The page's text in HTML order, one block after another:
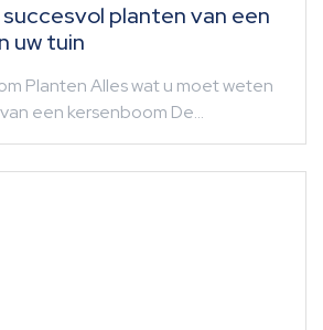
planten van een
uw tuin
Planten Alles wat u moet weten
een kersenboom De…